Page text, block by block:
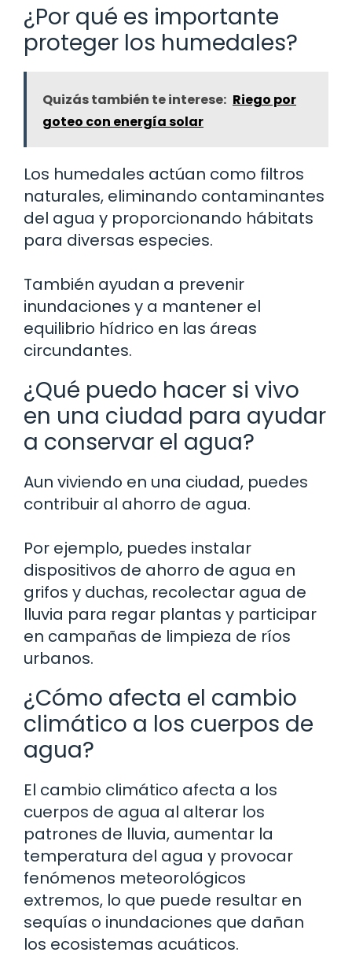
¿Por qué es importante
proteger los humedales?
Quizás también te interese: Riego por
goteo con energía solar
Los humedales actúan como filtros
naturales, eliminando contaminantes
del agua y proporcionando hábitats
para diversas especies.
También ayudan a prevenir
inundaciones y a mantener el
equilibrio hídrico en las áreas
circundantes.
¿Qué puedo hacer si vivo
en una ciudad para ayudar
a conservar el agua?
Aun viviendo en una ciudad, puedes
contribuir al ahorro de agua.
Por ejemplo, puedes instalar
dispositivos de ahorro de agua en
grifos y duchas, recolectar agua de
lluvia para regar plantas y participar
en campañas de limpieza de ríos
urbanos.
¿Cómo afecta el cambio
climático a los cuerpos de
agua?
El cambio climático afecta a los
cuerpos de agua al alterar los
patrones de lluvia, aumentar la
temperatura del agua y provocar
fenómenos meteorológicos
extremos, lo que puede resultar en
sequías o inundaciones que dañan
los ecosistemas acuáticos.